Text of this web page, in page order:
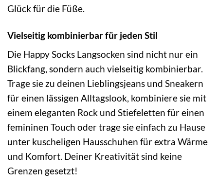
Glück für die Füße.
Vielseitig kombinierbar für jeden Stil
Die Happy Socks Langsocken sind nicht nur ein
Blickfang, sondern auch vielseitig kombinierbar.
Trage sie zu deinen Lieblingsjeans und Sneakern
für einen lässigen Alltagslook, kombiniere sie mit
einem eleganten Rock und Stiefeletten für einen
femininen Touch oder trage sie einfach zu Hause
unter kuscheligen Hausschuhen für extra Wärme
und Komfort. Deiner Kreativität sind keine
Grenzen gesetzt!